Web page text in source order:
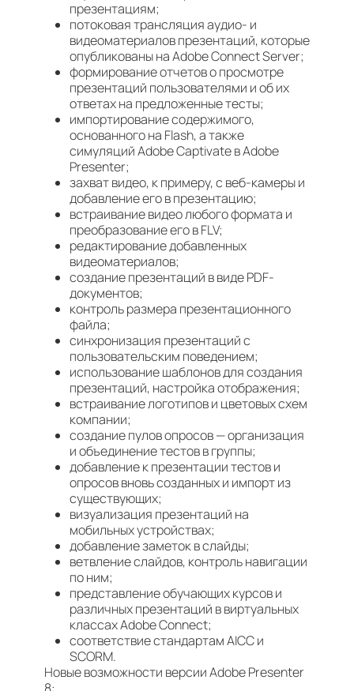
презентациям;
потоковая трансляция аудио- и
видеоматериалов презентаций, которые
опубликованы на Adobe Connect Server;
формирование отчетов о просмотре
презентаций пользователями и об их
ответах на предложенные тесты;
импортирование содержимого,
основанного на Flash, а также
симуляций Adobe Captivate в Adobe
Presenter;
захват видео, к примеру, с веб-камеры и
добавление его в презентацию;
встраивание видео любого формата и
преобразование его в FLV;
редактирование добавленных
видеоматериалов;
создание презентаций в виде PDF-
документов;
контроль размера презентационного
файла;
синхронизация презентаций с
пользовательским поведением;
использование шаблонов для создания
презентаций, настройка отображения;
встраивание логотипов и цветовых схем
компании;
создание пулов опросов — организация
и объединение тестов в группы;
добавление к презентации тестов и
опросов вновь созданных и импорт из
существующих;
визуализация презентаций на
мобильных устройствах;
добавление заметок в слайды;
ветвление слайдов, контроль навигации
по ним;
представление обучающих курсов и
различных презентаций в виртуальных
классах Adobe Connect;
соответствие стандартам AICC и
SCORM.
Новые возможности версии Adobe Presenter